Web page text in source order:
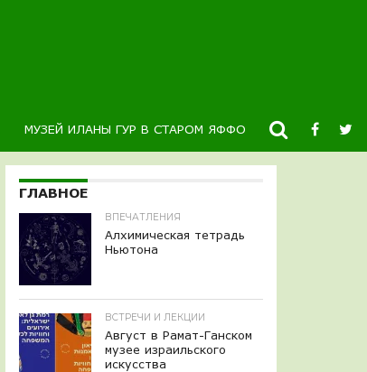
МУЗЕЙ ИЛАНЫ ГУР В СТАРОМ ЯФФО НОВОСТИ
ГЛАВНОЕ
ВПЕЧАТЛЕНИЯ
Алхимическая тетрадь
Ньютона
ВСТРЕЧИ И ЛЕКЦИИ
Август в Рамат-Ганском
музее израильского
искусства